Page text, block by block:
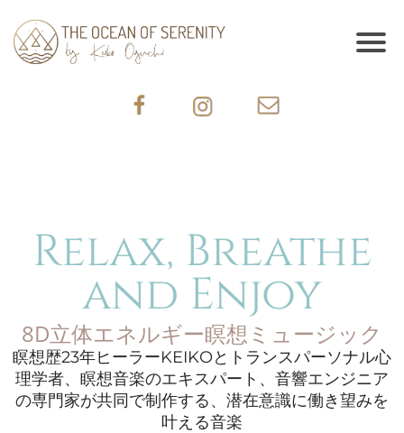
Relax, Breathe
and Enjoy
8D立体エネルギー瞑想ミュージック
瞑想歴23年ヒーラーKEIKOとトランスパーソナル心
理学者、瞑想音楽のエキスパート、音響エンジニア
の専門家が共同で制作する、潜在意識に働き望みを
叶える音楽